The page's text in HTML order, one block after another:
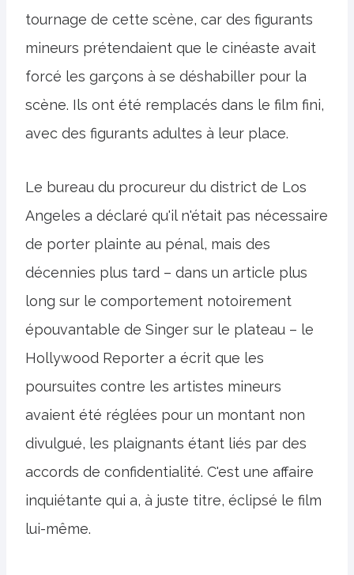
tournage de cette scène, car des figurants
mineurs prétendaient que le cinéaste avait
forcé les garçons à se déshabiller pour la
scène. Ils ont été remplacés dans le film fini,
avec des figurants adultes à leur place.
Le bureau du procureur du district de Los
Angeles a déclaré qu'il n'était pas nécessaire
de porter plainte au pénal, mais des
décennies plus tard – dans un article plus
long sur le comportement notoirement
épouvantable de Singer sur le plateau – le
Hollywood Reporter a écrit que les
poursuites contre les artistes mineurs
avaient été réglées pour un montant non
divulgué, les plaignants étant liés par des
accords de confidentialité. C'est une affaire
inquiétante qui a, à juste titre, éclipsé le film
lui-même.